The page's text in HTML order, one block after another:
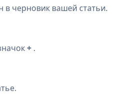
в черновик вашей статьи.
+ .